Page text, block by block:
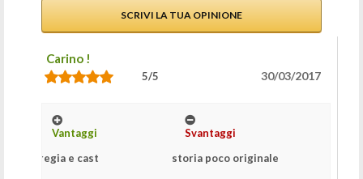
SCRIVI LA TUA OPINIONE
Carino !
5/5 30/03/2017
Vantaggi
regia e cast
Svantaggi
storia poco originale